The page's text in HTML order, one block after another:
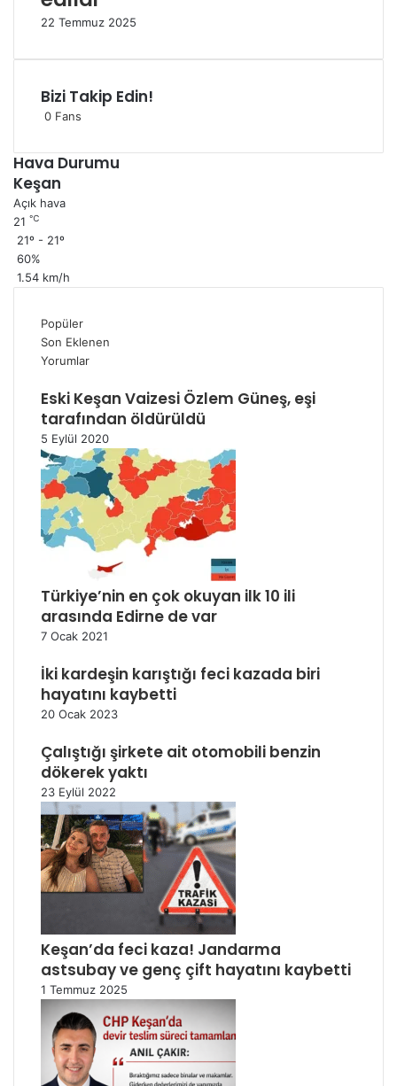
22 Temmuz 2025
Bizi Takip Edin!
0 Fans
Hava Durumu
Keşan
Açık hava
21 ℃
21º - 21º
60%
1.54 km/h
Popüler
Son Eklenen
Yorumlar
Eski Keşan Vaizesi Özlem Güneş, eşi
tarafından öldürüldü
5 Eylül 2020
Türkiye’nin en çok okuyan ilk 10 ili
arasında Edirne de var
7 Ocak 2021
İki kardeşin karıştığı feci kazada biri
hayatını kaybetti
20 Ocak 2023
Çalıştığı şirkete ait otomobili benzin
dökerek yaktı
23 Eylül 2022
Keşan’da feci kaza! Jandarma
astsubay ve genç çift hayatını kaybetti
1 Temmuz 2025